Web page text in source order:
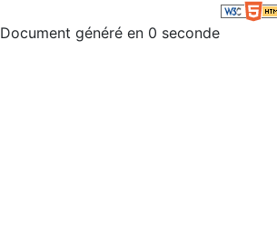
Document généré en 0 seconde